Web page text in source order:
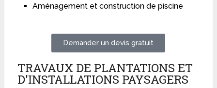
Aménagement et construction de piscine
Demander un devis gratuit
TRAVAUX DE PLANTATIONS ET
D'INSTALLATIONS PAYSAGERS